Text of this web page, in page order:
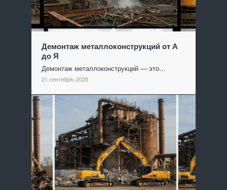
Демонтаж металлоконструкций от А
до Я
Демонтаж металлоконструкций — это…
21 сентября, 2025